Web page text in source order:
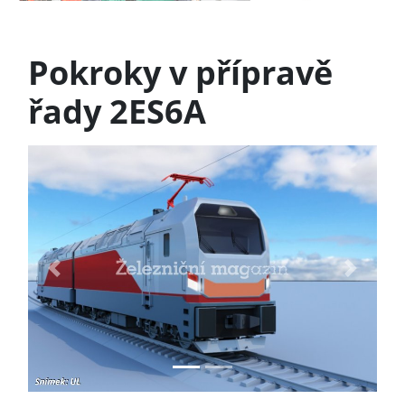
Pokroky v přípravě
řady 2ES6A
Previous Next